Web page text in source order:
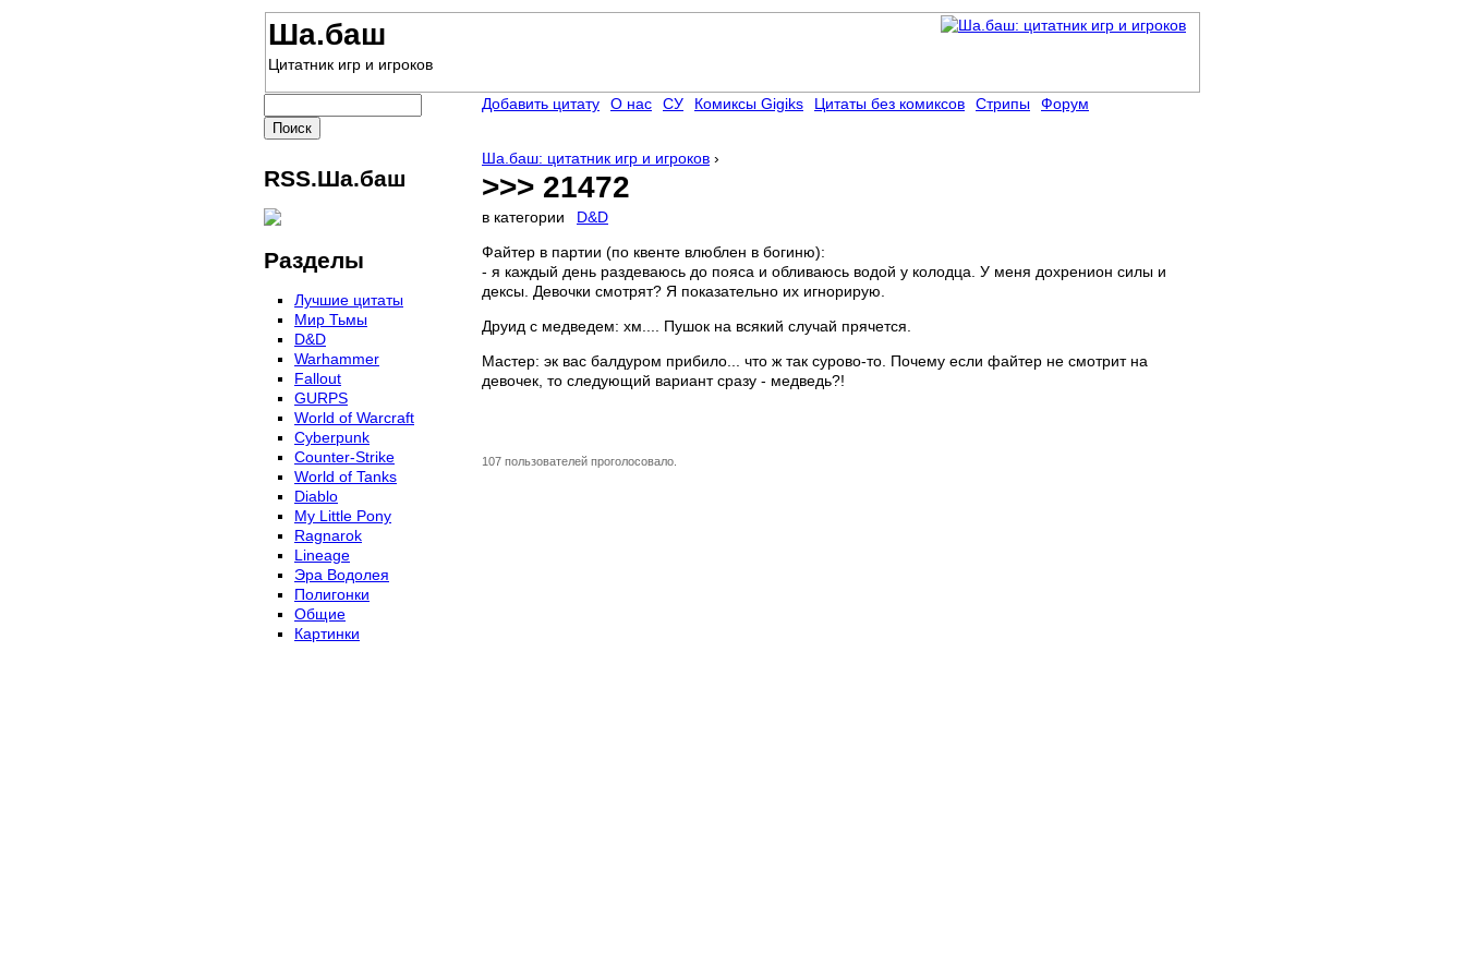
Ша.баш
Цитатник игр и игроков
Ша.баш: цитатник игр и игроков ›
>>> 21472
в категории
D&D
Файтер в партии (по квенте влюблен в богиню):
- я каждый день раздеваюсь до пояса и обливаюсь водой у колодца. У меня дохренион силы и
дексы. Девочки смотрят? Я показательно их игнорирую.
Друид с медведем: хм.... Пушок на всякий случай прячется.
Мастер: эк вас балдуром прибило... что ж так сурово-то. Почему если файтер не смотрит на
девочек, то следующий вариант сразу - медведь?!
107 пользователей проголосовало.
Добавить цитату О нас СУ Комиксы Gigiks Цитаты без комиксов Стрипы Форум
RSS.Ша.баш
Разделы
Лучшие цитаты
Мир Тьмы
D&D
Warhammer
Fallout
GURPS
World of Warcraft
Сyberpunk
Counter-Strike
World of Tanks
Diablo
My Little Pony
Ragnarok
Lineage
Эра Водолея
Полигонки
Общие
Картинки